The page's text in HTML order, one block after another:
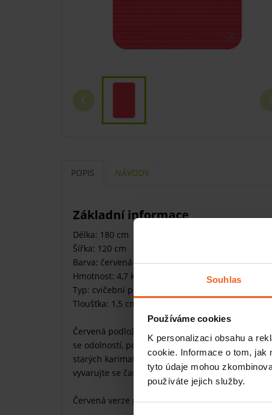
Souhlas
Používáme cookies
K personalizaci obsahu a
cookie. Informace o tom,
tyto údaje mohou
používáte jejich služby.
POPIS NÁVODY
Základní informace
Délka: 180 cm
Šířka: 120 cm
Barva: červená
Hmotnost: 4,7 kg
Typ: cvičební podložky
Tloušťka: 1,5 cm
Červená podložka Thera-pad patří k nejlepším
se odolností, pohodlím, zdravotní nezávadností
starých karimatkách nebo na zemi může
vyvarujte se časté chyby a cvičte s profesionální
Červená verze podložky je optimistická a